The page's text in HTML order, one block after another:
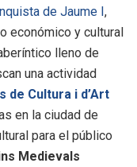
de Jaume I ,
económico y cultural
lleno de
una actividad
de Cultura i d’Art
en la ciudad de
para el público
Medievals